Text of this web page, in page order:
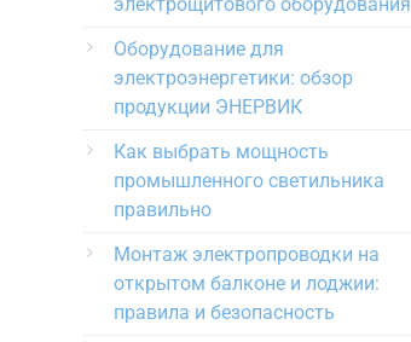
Оборудование для
электроэнергетики: обзор
продукции ЭНЕРВИК
Как выбрать мощность
промышленного светильника
правильно
Монтаж электропроводки на
открытом балконе и лоджии:
правила и безопасность